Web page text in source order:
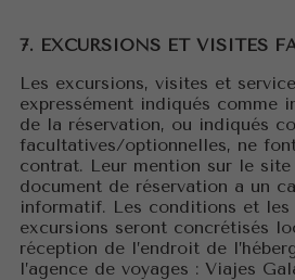
7. EXCURSIONS ET VISITES
Les excursions, visites et
expressément indiqués comme
de la réservation, ou indiqués
facultatives/optionnelles, ne
contrat. Leur mention sur le
document de réservation a un
informatif. Les conditions et les
excursions seront concrétisés
réception de l’endroit de
l’agence de voyages : Viajes